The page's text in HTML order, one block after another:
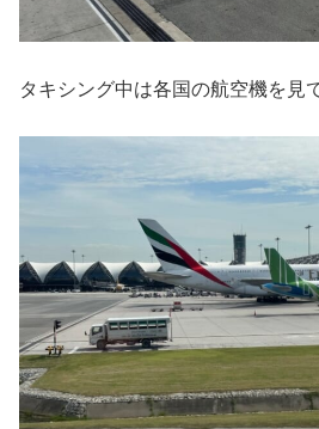
タキシング中は各国の航空機を見